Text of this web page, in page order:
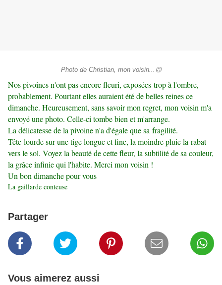
Photo de Christian, mon voisin...😉
Nos pivoines n'ont pas encore fleuri, exposées trop à l'ombre,
probablement. Pourtant elles auraient été de belles reines ce
dimanche. Heureusement, sans savoir mon regret, mon voisin m'a
envoyé une photo. Celle-ci tombe bien et m'arrange.
La délicatesse de la pivoine n'a d'égale que sa fragilité.
Tête lourde sur une tige longue et fine, la moindre pluie la rabat
vers le sol. Voyez la beauté de cette fleur, la subtilité de sa couleur,
la grâce infinie qui l'habite. Merci mon voisin !
Un bon dimanche pour vous
La gaillarde conteuse
Partager
Vous aimerez aussi